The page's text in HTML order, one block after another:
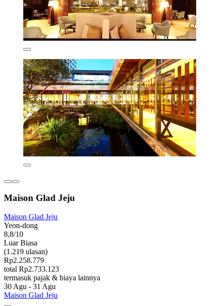
Maison Glad Jeju
Maison Glad Jeju
Yeon-dong
8,8/10
Luar Biasa
(1.219 ulasan)
Rp2.258.779
total Rp2.733.123
termasuk pajak & biaya lainnya
30 Agu - 31 Agu
Maison Glad Jeju